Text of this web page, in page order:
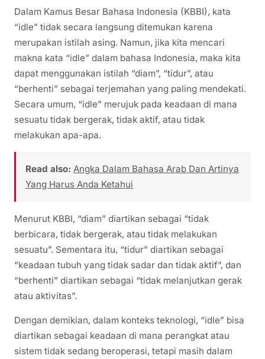
Dalam Kamus Besar Bahasa Indonesia (KBBI), kata
“idle” tidak secara langsung ditemukan karena
merupakan istilah asing. Namun, jika kita mencari
makna kata “idle” dalam bahasa Indonesia, maka kita
dapat menggunakan istilah “diam”, “tidur”, atau
“berhenti” sebagai terjemahan yang paling mendekati.
Secara umum, “idle” merujuk pada keadaan di mana
sesuatu tidak bergerak, tidak aktif, atau tidak
melakukan apa-apa.
Read also: Angka Dalam Bahasa Arab Dan Artinya
Yang Harus Anda Ketahui
Menurut KBBI, “diam” diartikan sebagai “tidak
berbicara, tidak bergerak, atau tidak melakukan
sesuatu”. Sementara itu, “tidur” diartikan sebagai
“keadaan tubuh yang tidak sadar dan tidak aktif”, dan
“berhenti” diartikan sebagai “tidak melanjutkan gerak
atau aktivitas”.
Dengan demikian, dalam konteks teknologi, “idle” bisa
diartikan sebagai keadaan di mana perangkat atau
sistem tidak sedang beroperasi, tetapi masih dalam